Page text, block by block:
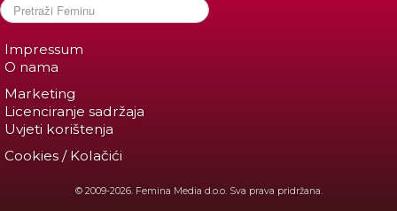
Impressum
O nama
Marketing
Licenciranje sadržaja
Uvjeti korištenja
Cookies / Kolačići
© 2009-2026. Femina Media d.o.o. Sva prava pridržana.